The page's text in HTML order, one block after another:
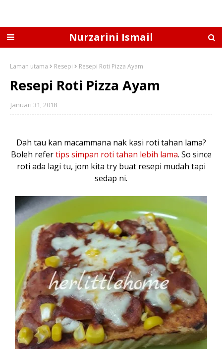
Nurzarini Ismail
Laman utama Resepi Resepi Roti Pizza Ayam
Resepi Roti Pizza Ayam
Januari 31, 2018
Dah tau kan macammana nak kasi roti tahan lama?
Boleh refertips simpan roti tahan lebih lama. So since
roti ada lagi tu, jom kita try buat resepi mudah tapi
sedap ni.